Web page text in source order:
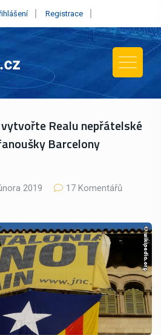
Registrace
Realu nepřátelské
Barcelony
2019
17 Komentářů